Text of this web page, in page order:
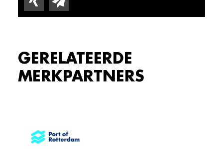
GERELATEERDE
MERKPARTNERS